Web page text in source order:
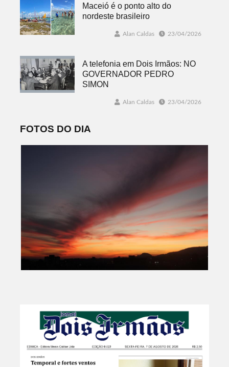
Maceió é o ponto alto do
nordeste brasileiro
Alan Caldas 23/04/2026
A telefonia em Dois Irmãos: NO
GOVERNADOR PEDRO
SIMON
Alan Caldas 23/04/2026
FOTOS DO DIA